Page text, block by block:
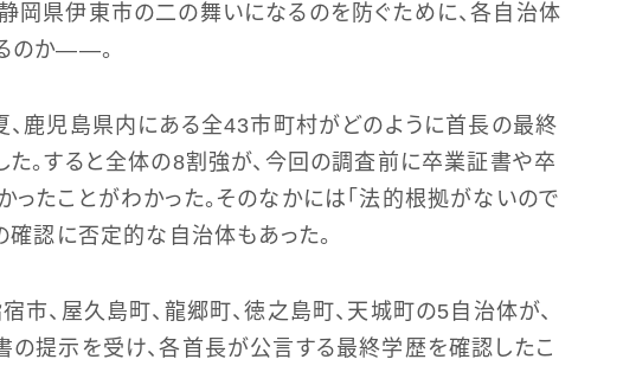
岡県伊東市の二の舞いになるのを防ぐために、各自治体
のか――。
、鹿児島県内にある全43市町村がどのように首長の最終
。すると全体の8割強が、今回の調査前に卒業証書や卒
たことがわかった。そのなかには「法的根拠がないので
確認に否定的な自治体もあった。
市、屋久島町、龍郷町、徳之島町、天城町の5自治体が、
提示を受け、各首長が公言する最終学歴を確認したこ